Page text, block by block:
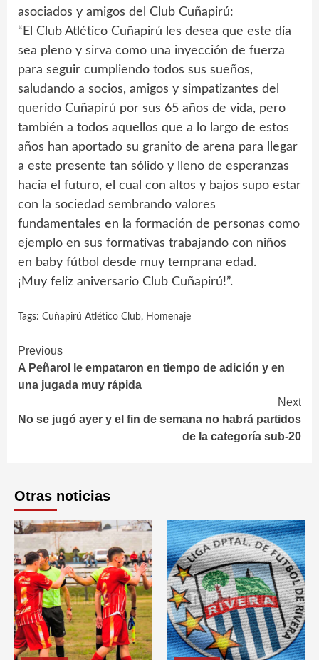
asociados y amigos del Club Cuñapirú:
“El Club Atlético Cuñapirú les desea que este día
sea pleno y sirva como una inyección de fuerza
para seguir cumpliendo todos sus sueños,
saludando a socios, amigos y simpatizantes del
querido Cuñapirú por sus 65 años de vida, pero
también a todos aquellos que a lo largo de estos
años han aportado su granito de arena para llegar
a este presente tan sólido y lleno de esperanzas
hacia el futuro, el cual con altos y bajos supo estar
con la sociedad sembrando valores
fundamentales en la formación de personas como
ejemplo en sus formativas trabajando con niños
en baby fútbol desde muy temprana edad.
¡Muy feliz aniversario Club Cuñapirú!”.
Tags: Cuñapirú Atlético Club, Homenaje
Continue
Reading
Previous
A Peñarol le empataron en tiempo de adición y en
una jugada muy rápida
Next
No se jugó ayer y el fin de semana no habrá partidos
de la categoría sub-20
Otras noticias